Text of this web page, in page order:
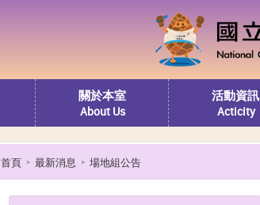
關於本室
About Us
活動資訊
Acticity
首頁 最新消息 場地組公告